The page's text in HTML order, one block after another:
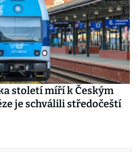
století míří k Českým
je schválili středočeští